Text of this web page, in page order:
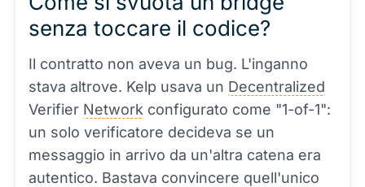
senza toccare il codice?
Il contratto non aveva un bug. L'inganno
stava altrove. Kelp usava un Decentralized
Verifier Network configurato come "1-of-1":
un solo verificatore decideva se un
messaggio in arrivo da un'altra catena era
autentico. Bastava convincere quell'unico